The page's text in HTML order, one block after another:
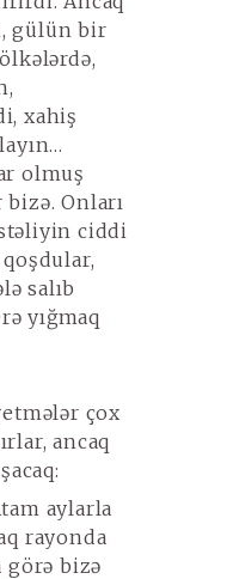
gülün bir
xahiş
olmuş
Onları
ciddi
salıb
yığmaq
çox
ancaq
aylarla
rayonda
görə bizə